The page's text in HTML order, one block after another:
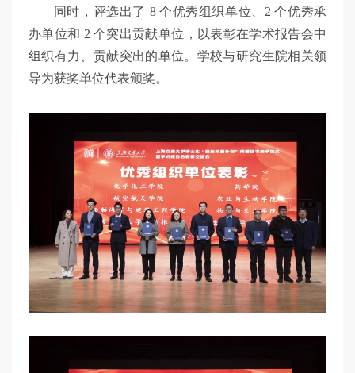
同时，评选出了 8 个优秀组织单位、2 个优秀承
办单位和 2 个突出贡献单位，以表彰在学术报告会中
组织有力、贡献突出的单位。学校与研究生院相关领
导为获奖单位代表颁奖。